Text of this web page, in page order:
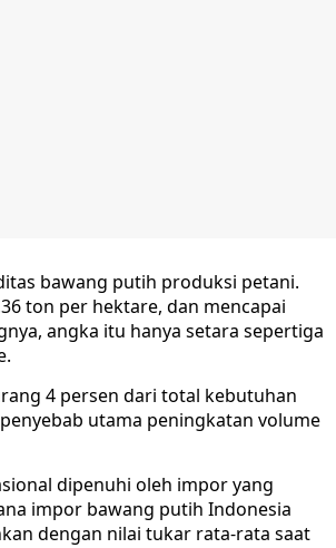
bawang putih produksi petani.
ton per hektare, dan mencapai
angka itu hanya setara sepertiga
4 persen dari total kebutuhan
utama peningkatan volume
dipenuhi oleh impor yang
impor bawang putih Indonesia
dengan nilai tukar rata-rata saat